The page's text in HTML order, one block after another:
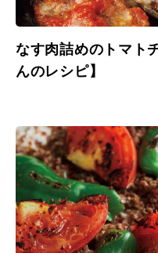
なす肉詰めのトマト
んのレシピ】